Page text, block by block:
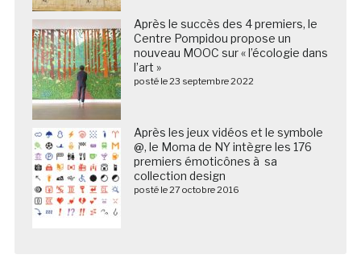
Après le succès des 4 premiers, le
Centre Pompidou propose un
nouveau MOOC sur « l’écologie dans
l’art »
posté le 23 septembre 2022
Après les jeux vidéos et le symbole
@, le Moma de NY intègre les 176
premiers émoticônes à sa
collection design
posté le 27 octobre 2016